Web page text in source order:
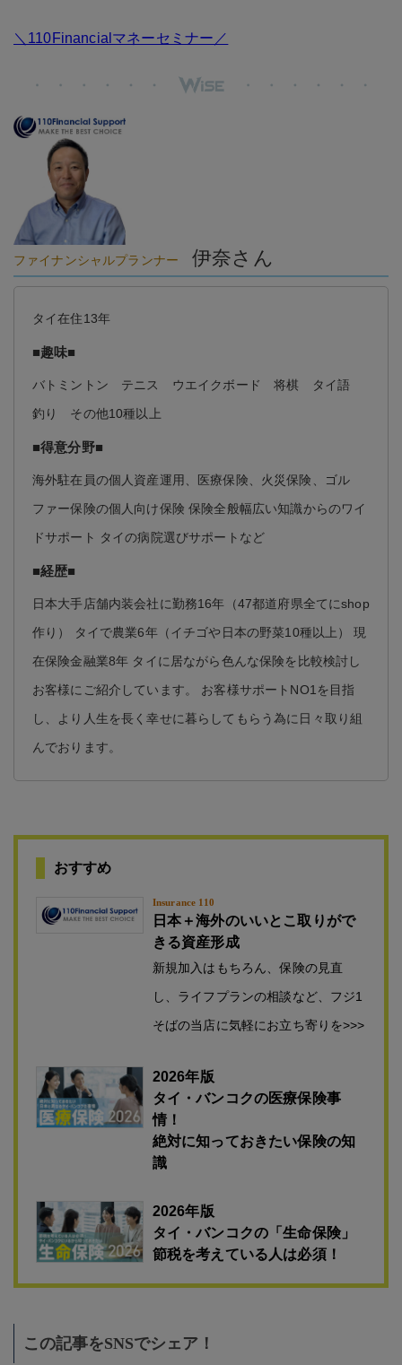
＼110Financialマネーセミナー／
ファイナンシャルプランナー 伊奈さん
タイ在住13年
■趣味■
バトミントン テニス ウエイクボード 将棋 タイ語
釣り その他10種以上
■得意分野■
海外駐在員の個人資産運用、医療保険、火災保険、ゴル
ファー保険の個人向け保険 保険全般幅広い知識からのワイ
ドサポート タイの病院選びサポートなど
■経歴■
日本大手店舗内装会社に勤務16年（47都道府県全てにshop
作り） タイで農業6年（イチゴや日本の野菜10種以上） 現
在保険金融業8年 タイに居ながら色んな保険を比較検討し
お客様にご紹介しています。 お客様サポートNO1を目指
し、より人生を長く幸せに暮らしてもらう為に日々取り組
んでおります。
おすすめ
Insurance 110
日本＋海外のいいとこ取りがで
きる資産形成
新規加入はもちろん、保険の見直
し、ライフプランの相談など、フジ1
そばの当店に気軽にお立ち寄りを>>>
2026年版
タイ・バンコクの医療保険事
情！
絶対に知っておきたい保険の知
識
2026年版
タイ・バンコクの「生命保険」
節税を考えている人は必須！
この記事をSNSでシェア！